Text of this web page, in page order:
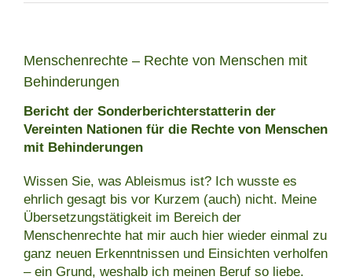
Menschenrechte – Rechte von Menschen mit
Behinderungen
Bericht der Sonderberichterstatterin der
Vereinten Nationen für die Rechte von Menschen
mit Behinderungen
Wissen Sie, was Ableismus ist? Ich wusste es
ehrlich gesagt bis vor Kurzem (auch) nicht. Meine
Übersetzungstätigkeit im Bereich der
Menschenrechte hat mir auch hier wieder einmal zu
ganz neuen Erkenntnissen und Einsichten verholfen
– ein Grund, weshalb ich meinen Beruf so liebe.